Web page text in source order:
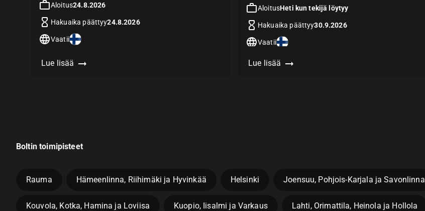
Aloitus24.8.2026
Hakuaika päättyy24.8.2026
Vaatii
Lue lisää
AloitusHeti kun tekijä löytyy
Hakuaika päättyy30.9.2026
Vaatii
Lue lisää
Boltin toimipisteet
Rauma Hämeenlinna, Riihimäki ja Hyvinkää Helsinki Joensuu, Pohjois-Karjala ja Savonlinna
Kouvola, Kotka, Hamina ja Loviisa Kuopio, Iisalmi ja Varkaus Lahti, Orimattila, Heinola ja Hollola